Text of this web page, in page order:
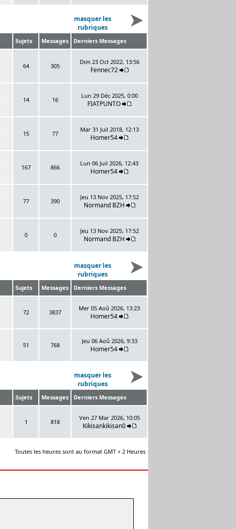
masquer les
rubriques
Sujets Messages Derniers Messages
64 305
Dim 23 Oct 2022, 13:56
Fennec72
14 16
Lun 29 Déc 2025, 0:00
FIATPUNTO
15 77
Mar 31 Juil 2018, 12:13
Homer54
167 866
Lun 06 Juil 2026, 12:43
Homer54
77 390
Jeu 13 Nov 2025, 17:52
Normand BZH
0 0
Jeu 13 Nov 2025, 17:52
Normand BZH
masquer les
rubriques
Sujets Messages Derniers Messages
72 3837
Mer 05 Aoû 2026, 13:23
Homer54
51 768
Jeu 06 Aoû 2026, 9:33
Homer54
masquer les
rubriques
Sujets Messages Derniers Messages
1 818
Ven 27 Mar 2026, 10:05
Kikisankikisan0
Toutes les heures sont au format GMT + 2 Heures